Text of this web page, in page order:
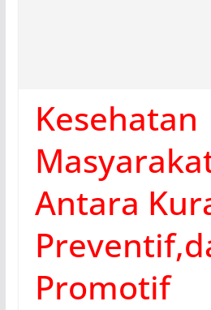
Kesehatan
Antara
Promotif